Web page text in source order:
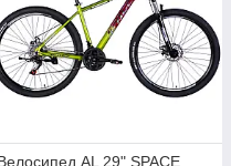
AL 29" SPACE